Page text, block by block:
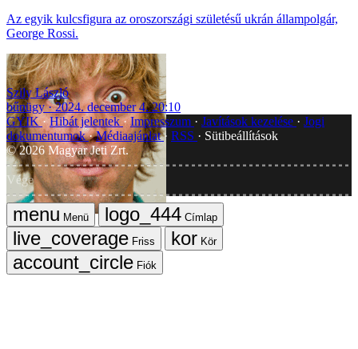
Az egyik kulcsfigura az oroszországi születésű ukrán állampolgár,
George Rossi.
Szily László
bűnügy
2024. december 4. 20:10
GYIK Hibát jelentek Impresszum Javítások kezelése
Jogi
dokumentumok Médiaajánlat RSS
Sütibeállítások
©2026Magyar Jeti Zrt.
Vége
Menü
Címlap
Friss
Kör
Fiók